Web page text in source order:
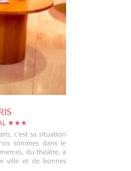
★★★
c'est sa situation
sommes dans le
du théâtre, à
ville et de bonnes